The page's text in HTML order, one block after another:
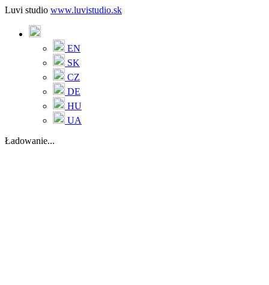
Luvi studio www.luvistudio.sk
EN
SK
CZ
DE
HU
UA
Ładowanie...